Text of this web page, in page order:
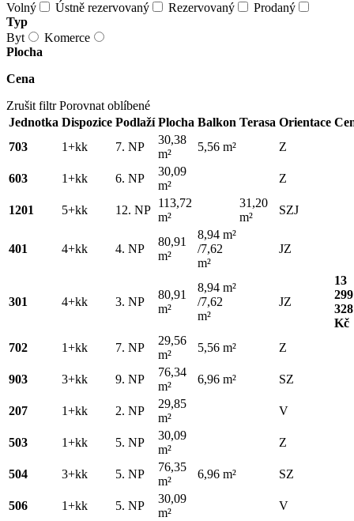
Volný
Ústně rezervovaný Rezervovaný
Prodaný
Typ
Byt
Komerce
Plocha
Cena
Zrušit filtr Porovnat oblíbené
Jednotka Dispozice Podlaží Plocha Balkon Terasa Orientace
703
1+kk 7. NP
30,38
m²
5,56 m² Z
603 1+kk 6. NP
30,09
m²
Z
1201 5+kk 12. NP
113,72
m²
31,20
m²
SZJ
401 4+kk 4. NP
80,91
m²
8,94 m²
/7,62
m²
JZ
301 4+kk 3. NP
80,91
m²
8,94 m²
/7,62
m²
JZ
13
299
328
Kč
702
1+kk 7. NP
29,56
m²
5,56 m² Z
903 3+kk 9. NP
76,34
m²
6,96 m² SZ
207 1+kk 2. NP
29,85
m²
V
503 1+kk 5. NP
30,09
m²
Z
504 3+kk 5. NP
76,35
m²
6,96 m² SZ
506 1+kk 5. NP
30,09
m²
V